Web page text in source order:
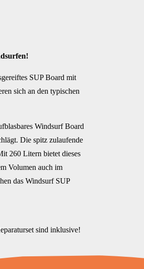
SUP Board mit
sich an den typischen
Windsurf Board
Die spitz zulaufende
260 Litern bietet dieses
Volumen auch im
das Windsurf SUP
sind inklusive!